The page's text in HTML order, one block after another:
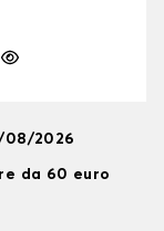
08/2026
da 60 euro